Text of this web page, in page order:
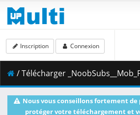
Inscription Connexion
/ Télécharger _NoobSubs__Mob_Psycho_100_11__1080p_Blu-
Nous vous conseillons fortement de
protéger votre téléchargement et